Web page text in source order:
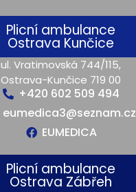
Plicní ambulance
Ostrava Kunčice
ul. Vratimovská 744/115,
Ostrava-Kunčice 719 00
+420 602 509 494
eumedica3@seznam.cz
EUMEDICA
Plicní ambulance
Ostrava Zábřeh